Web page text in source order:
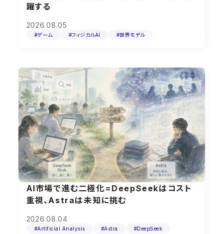
躍する
2026.08.05
#ゲーム #フィジカルAI #世界モデル
AI市場で進む二極化=DeepSeekはコスト
重視、Astraは未知に挑む
2026.08.04
#Artificial Analysis #Astra
#DeepSeek